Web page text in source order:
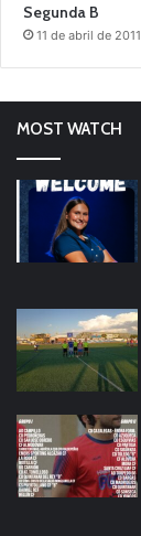
Segunda B
11 de abril de 2011
MOST WATCH